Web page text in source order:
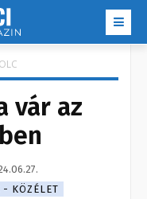
vár az
- KÖZÉLET